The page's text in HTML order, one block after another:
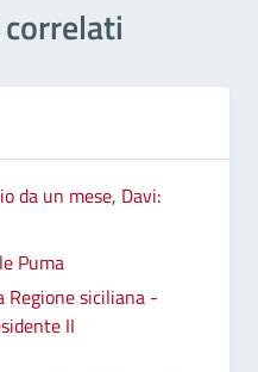
da un mese, Davi:
Puma
siciliana -
II